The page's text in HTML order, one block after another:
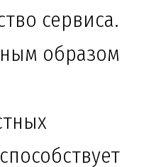
сервиса.
образом